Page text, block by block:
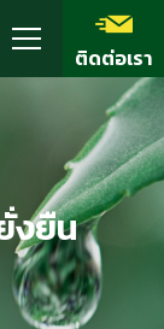
ติดต่อเรา
งยืน